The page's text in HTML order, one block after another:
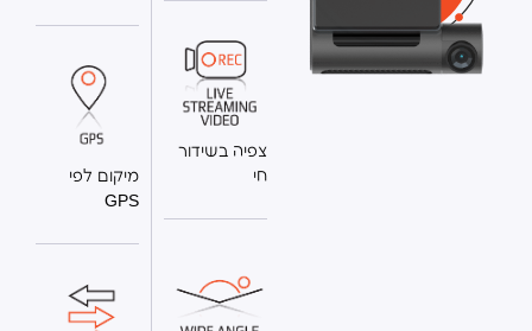
צפיה בשידור
חי
מיקום לפי
GPS